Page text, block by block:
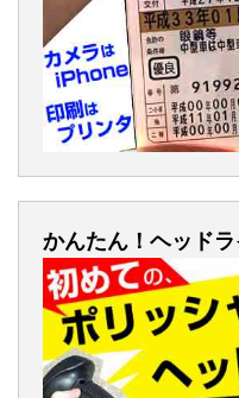
かんたん！ヘッドラ